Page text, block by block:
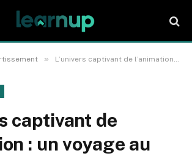
» L’univers captivant de l’animation : un voyage au cœur des images en mouvement
captivant de
: un voyage au